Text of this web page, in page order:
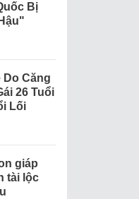
Bị
Do Căng
26 Tuổi
Lối
giáp
tài lộc